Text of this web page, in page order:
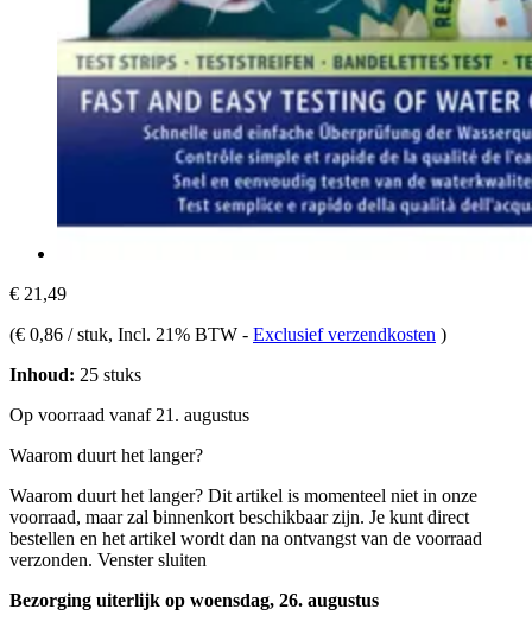
€ 21,49
(€ 0,86 / stuk, Incl. 21% BTW - Exclusief verzendkosten )
Inhoud: 25 stuks
Op voorraad vanaf 21. augustus
Waarom duurt het langer?
Waarom duurt het langer? Dit artikel is momenteel niet in onze
voorraad, maar zal binnenkort beschikbaar zijn. Je kunt direct
bestellen en het artikel wordt dan na ontvangst van de voorraad
verzonden. Venster sluiten
Bezorging uiterlijk op woensdag, 26. augustus